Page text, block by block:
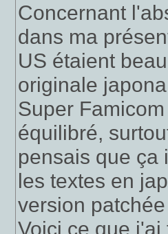
Concernant
dans ma
US étaient
originale
Super
équilibré,
pensais que ça
les textes en
version
Voici ce que